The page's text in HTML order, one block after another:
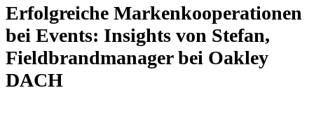
Erfolgreiche Markenkooperationen
bei Events: Insights von Stefan,
Fieldbrandmanager bei Oakley
DACH